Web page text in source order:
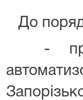
До
- про